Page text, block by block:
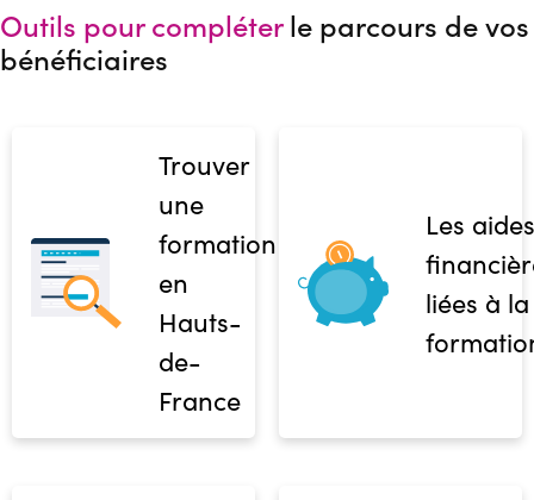
Outils pour compléterle parcours de vos
bénéficiaires
Trouver
une
formation
en
Hauts-
de-
France
Les aides
liées à la